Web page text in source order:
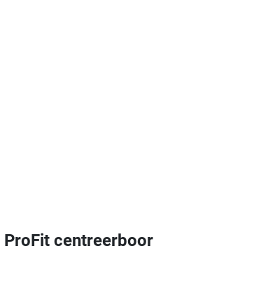
ProFit centreerboor